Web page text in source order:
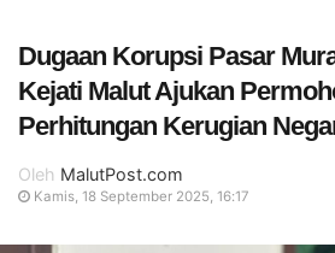
Dugaan Korupsi Pasar
Kejati Malut Ajukan
Perhitungan Kerugian
Oleh MalutPost.com
Kamis, 18 September 2025, 16:17